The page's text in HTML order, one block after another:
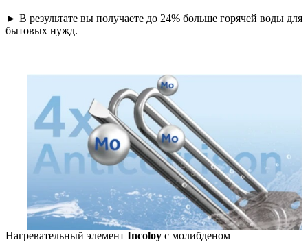
► В результате вы получаете до 24% больше горячей воды для
бытовых нужд.
Нагревательный элемент Incoloy с молибденом —